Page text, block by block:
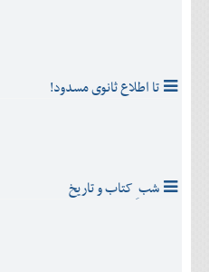
تا اطلاع ثانوی مسدود!
شب ِ کتاب و تاریخ